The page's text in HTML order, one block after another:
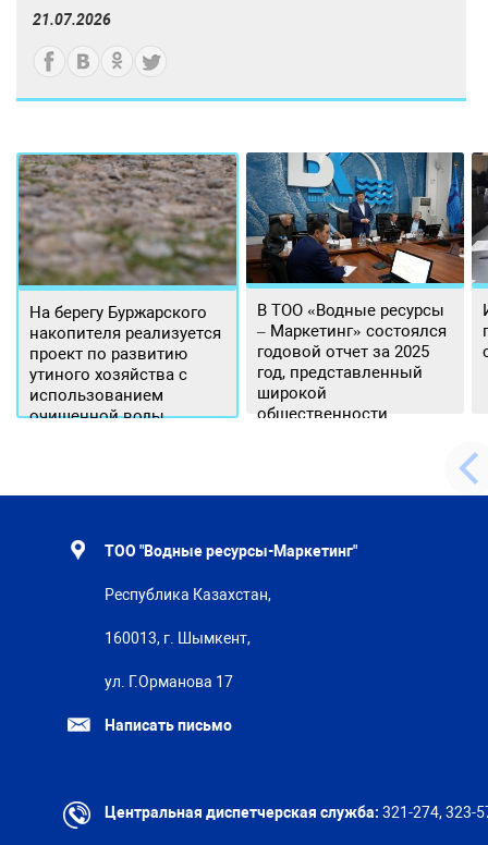
21.07.2026
На берегу Буржарского
накопителя реализуется
проект по развитию
утиного хозяйства с
использованием
очищенной воды
В ТОО «Водные ресурсы
– Маркетинг» состоялся
годовой отчет за 2025
год, представленный
широкой
общественности.
ТОО "Водные ресурсы-Маркетинг"
Республика Казахстан,
160013, г. Шымкент,
ул. Г.Орманова 17
Написать письмо
Центральная диспетчерская служба: 321-274, 323-